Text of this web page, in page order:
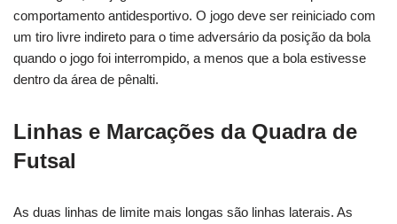
comportamento antidesportivo. O jogo deve ser reiniciado com
um tiro livre indireto para o time adversário da posição da bola
quando o jogo foi interrompido, a menos que a bola estivesse
dentro da área de pênalti.
Linhas e Marcações da Quadra de
Futsal
As duas linhas de limite mais longas são linhas laterais. As